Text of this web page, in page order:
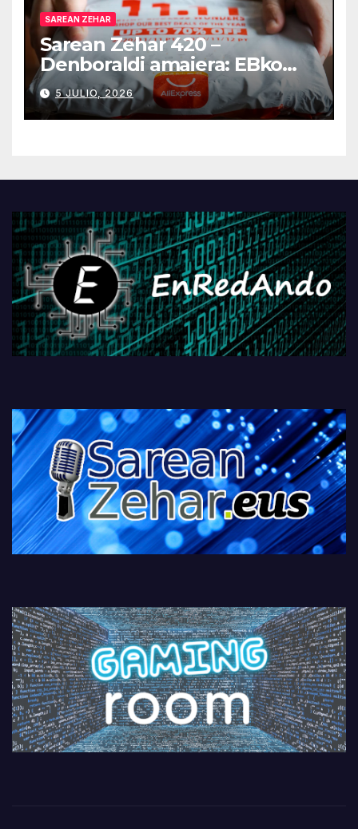
SAREAN ZEHAR
Sarean Zehar 420 –
Denboraldi amaiera: EBko
muga-zerga berriak
AliExpressi, AEBetako AAren
kontrola, Googleri behin
PlayStationeko bideojoko
5 JULIO, 2026